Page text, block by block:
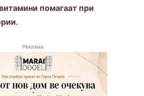
витамини помагаат при
.
Реклама